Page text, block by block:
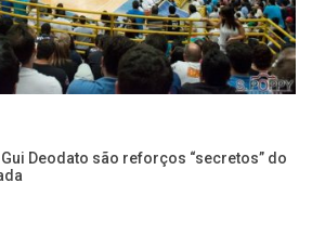
Deodato são reforços “secretos” do